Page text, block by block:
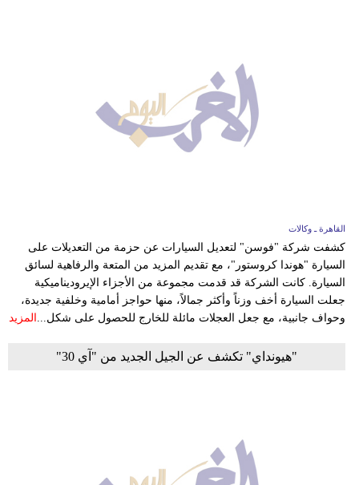
القاهرة ـ وكالات
كشفت شركة "فوسن" لتعديل السيارات عن حزمة من التعديلات على
السيارة "هوندا كروستور"، مع تقديم المزيد من المتعة والرفاهية لسائق
السيارة. كانت الشركة قد قدمت مجموعة من الأجزاء الإيروديناميكية
جعلت السيارة أخف وزناً وأكثر جمالاً، منها حواجز أمامية وخلفية جديدة،
وحواف جانبية، مع جعل العجلات مائلة للخارج للحصول على شكل... المزيد
"هيونداي" تكشف عن الجيل الجديد من "آي 30"